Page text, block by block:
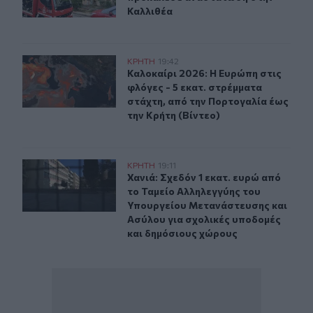
Καλλιθέα
Καλοκαίρι 2026: Η Ευρώπη στις φλόγες - 5 εκατ.
ΚΡΗΤΗ 19:42
Καλοκαίρι 2026: Η Ευρώπη στις
Καλοκαίρι 2026: Η Ευρώπη στις
φλόγες - 5 εκατ. στρέμματα
στάχτη, από την Πορτογαλία έως
την Κρήτη (Βίντεο)
Χανιά: Σχεδόν 1 εκατ. ευρώ από το Ταμείο
ΚΡΗΤΗ 19:11
Χανιά: Σχεδόν 1 εκατ. ευρώ από το
Χανιά: Σχεδόν 1 εκατ. ευρώ από
το Ταμείο Αλληλεγγύης του
Υπουργείου Μετανάστευσης και
Ασύλου για σχολικές υποδομές
και δημόσιους χώρους